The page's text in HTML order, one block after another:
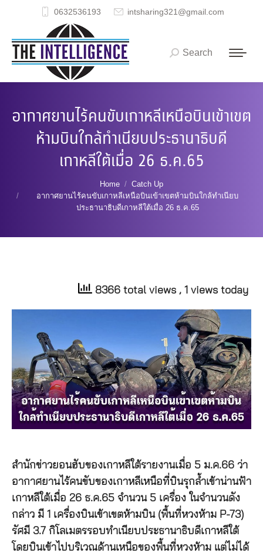
0632536193 intsharing321@gmail.com
Search:
Search
อากาศยานไร้คนขับเกาหลีเหนือบินเข้าเขต
ห้ามบินใกล้ทำเนียบประธานาธิบดี
เกาหลีใต้เมื่อ 26 ธ.ค.65
Home
Catch Up
อากาศยานไร้คนขับเกาหลีเหนือบินเข้าเขตห้ามบินใกล้ทำเนียบ
ประธานาธิบดีเกาหลีใต้เมื่อ 26 ธ.ค.65
8366 total views , 1 views today
สำนักข่าวยอนฮับของเกาหลีใต้รายงานเมื่อ 5 ม.ค.66 ว่า
อากาศยานไร้คนขับของเกาหลีเหนือที่บินรุกล้ำเข้าน่านฟ้า
เกาหลีใต้เมื่อ 26 ธ.ค.65 จำนวน 5 เครื่อง ในจำนวนดัง
กล่าว มี 1 เครื่องบินเข้าเขตห้ามบิน (พื้นที่หวงห้าม P-73)
รัศมี 3.7 กิโลเมตรรอบทำเนียบประธานาธิบดีเกาหลีใต้
โดยบินเข้าไปบริเวณด้านเหนือของพื้นที่หวงห้าม แต่ไม่ได้